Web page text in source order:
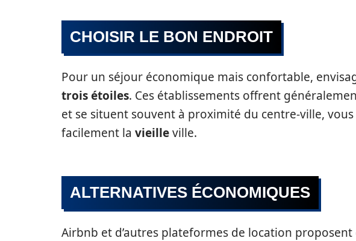
CHOISIR LE BON ENDROIT
Pour un séjour économique mais confortable,
trois étoiles. Ces établissements offrent
et se situent souvent à proximité du centre-ville,
facilement la vieilleville.
ALTERNATIVES ÉCONOMIQUES
Airbnb et d’autres plateformes de location proposent